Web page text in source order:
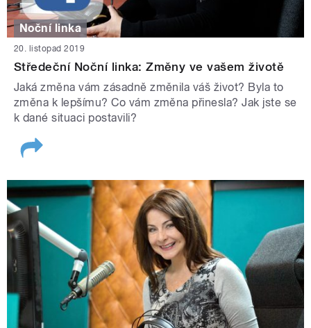
Noční linka
20. listopad 2019
Středeční Noční linka: Změny ve vašem životě
Jaká změna vám zásadně změnila váš život? Byla to
změna k lepšímu? Co vám změna přinesla? Jak jste se
k dané situaci postavili?